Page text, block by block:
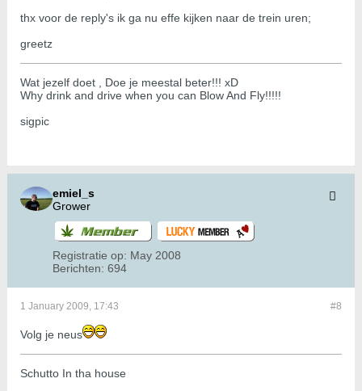
thx voor de reply's ik ga nu effe kijken naar de trein uren;
greetz
Wat jezelf doet , Doe je meestal beter!!! xD
Why drink and drive when you can Blow And Fly!!!!!
sigpic
emiel_s
Grower
Registratie op: May 2008
Berichten: 694
#8
1 January 2009, 17:43
Volg je neus
Schutto In tha house